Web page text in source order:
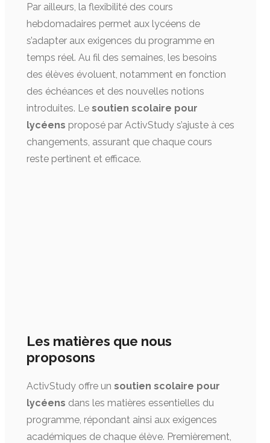
Par ailleurs, la flexibilité des cours
hebdomadaires permet aux lycéens de
s’adapter aux exigences du programme en
temps réel. Au fil des semaines, les besoins
des élèves évoluent, notamment en fonction
des échéances et des nouvelles notions
introduites. Le soutien scolaire pour
lycéens proposé par ActivStudy s’ajuste à ces
changements, assurant que chaque cours
reste pertinent et efficace.
Les matières que nous
proposons
ActivStudy offre un soutien scolaire pour
lycéens dans les matières essentielles du
programme, répondant ainsi aux exigences
académiques de chaque élève. Premièrement,